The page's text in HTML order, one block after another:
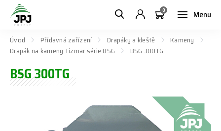
Menu
0
Úvod Přídavná zařízení Drapáky a kleště
Kameny
Drapák na kameny Tizmar série BSG
BSG 300TG
BSG 300TG